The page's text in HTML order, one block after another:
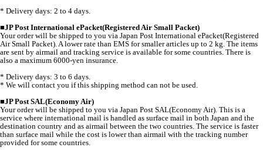
* Delivery days: 2 to 4 days.
■JP Post International ePacket(Registered Air Small Packet)
Your order will be shipped to you via Japan Post International ePacket(Registered
Air Small Packet). A lower rate than EMS for smaller articles up to 2 kg. The items
are sent by airmail and tracking service is available for some countries. There is
also a maximum 6000-yen insurance.
* Delivery days: 3 to 6 days.
* We will contact you if this shipping method can not be used.
■JP Post SAL(Economy Air)
Your order will be shipped to you via Japan Post SAL(Economy Air). This is a
service where international mail is handled as surface mail in both Japan and the
destination country and as airmail between the two countries. The service is faster
than surface mail while the cost is lower than airmail with the tracking number
provided for some countries.